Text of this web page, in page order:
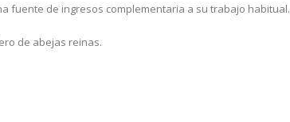
fuente de ingresos complementaria a su trabajo habitual.
de abejas reinas.